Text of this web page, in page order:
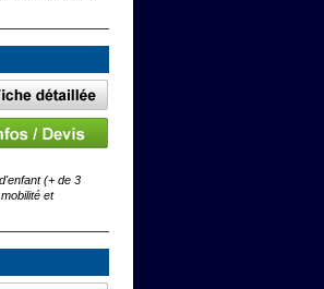
(+ de 3
et